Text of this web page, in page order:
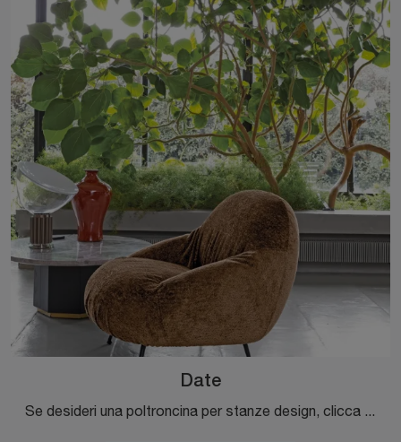
Date
Se desideri una poltroncina per stanze design, clicca e leggi di più sul modello Date in tessuto del marchio Flexteam.